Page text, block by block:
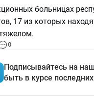
больницах
17 из которых
0
Подписывайтесь на наш
быть в курсе